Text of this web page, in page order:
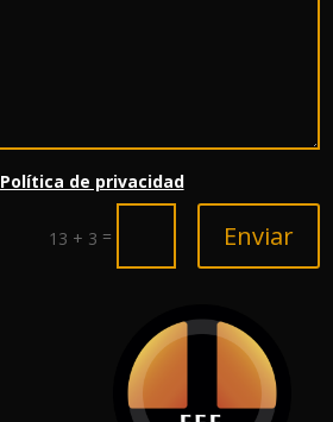
Política de privacidad
13 + 3 = Enviar